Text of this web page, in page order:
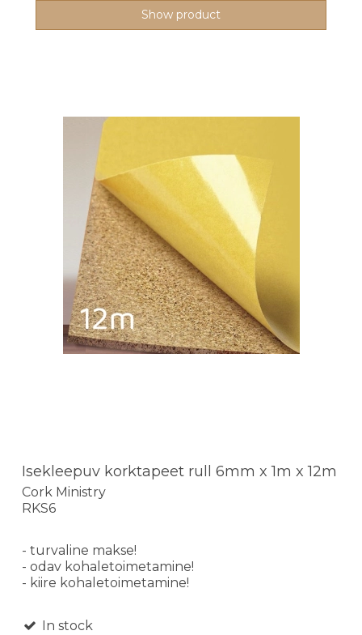
Show product
Isekleepuv korktapeet rull 6mm x 1m x 12m
Cork Ministry
RKS6
- turvaline makse!
- odav kohaletoimetamine!
- kiire kohaletoimetamine!
In stock